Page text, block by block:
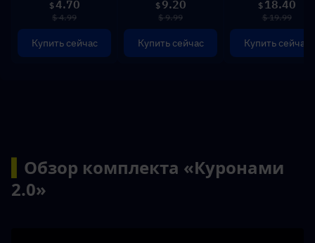
$4.70
$ 4.99
Купить сейчас
$ 9.20
$ 9.99
Купить сейчас
$ 18.40
$ 19.99
Купить сейчас
Обзор комплекта «Куронами
2.0»